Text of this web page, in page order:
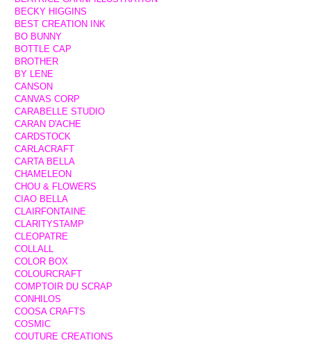
BECKY HIGGINS
BEST CREATION INK
BO BUNNY
BOTTLE CAP
BROTHER
BY LENE
CANSON
CANVAS CORP
CARABELLE STUDIO
CARAN D'ACHE
CARDSTOCK
CARLACRAFT
CARTA BELLA
CHAMELEON
CHOU & FLOWERS
CIAO BELLA
CLAIRFONTAINE
CLARITYSTAMP
CLEOPATRE
COLLALL
COLOR BOX
COLOURCRAFT
COMPTOIR DU SCRAP
CONHILOS
COOSA CRAFTS
COSMIC
COUTURE CREATIONS